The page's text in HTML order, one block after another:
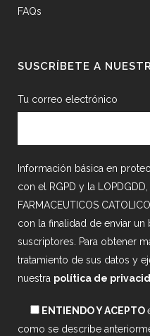
FAQs
SUSCRÍBETE A
Tu correo electrónico
Información básica en
con el RGPD y la LOPDGDD,
FARMACEUTICOS
con la finalidad de enviar
suscriptores. Para obtener
tratamiento de sus datos y
nuestra política de
ENTIENDO Y ACEPTO
como se describe